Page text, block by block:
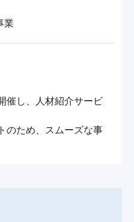
業
催し、人材紹介サービ
のため、スムーズな事